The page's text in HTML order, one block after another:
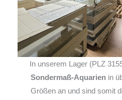
In unserem Lager (PLZ
Sondermaß-Aquarien in
Größen an und sind somit